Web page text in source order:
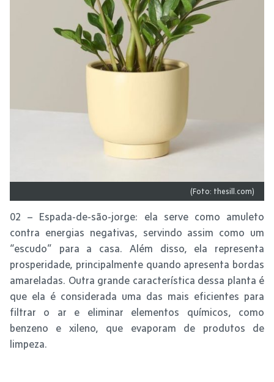
(Foto: thesill.com)
02 – Espada-de-são-jorge: ela serve como amuleto
contra energias negativas, servindo assim como um
“escudo” para a casa. Além disso, ela representa
prosperidade, principalmente quando apresenta bordas
amareladas. Outra grande característica dessa planta é
que ela é considerada uma das mais eficientes para
filtrar o ar e eliminar elementos químicos, como
benzeno e xileno, que evaporam de produtos de
limpeza.